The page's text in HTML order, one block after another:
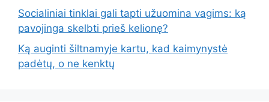
Socialiniai tinklai gali tapti užuomina vagims: ką
pavojinga skelbti prieš kelionę?
Ką auginti šiltnamyje kartu, kad kaimynystė
padėtų, o ne kenktų